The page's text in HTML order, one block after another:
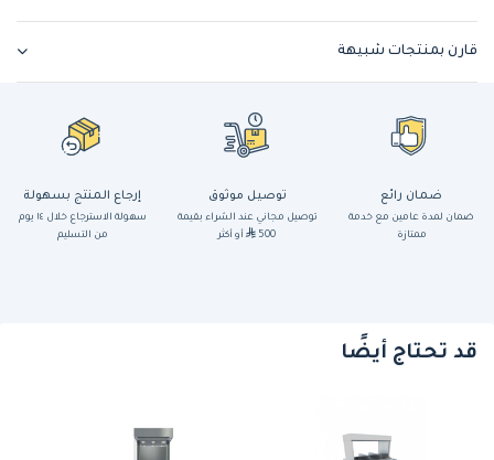
قارن بمنتجات شبيهة
ضمان رائع
ضمان لمدة عامين مع خدمة
ممتازة
توصيل موثوق
توصيل مجاني عند الشراء بقيمة
500
أو أكثر
إرجاع المنتج بسهولة
سهولة الاسترجاع خلال ١٤ يوم
من التسليم
قد تحتاج أيضًا